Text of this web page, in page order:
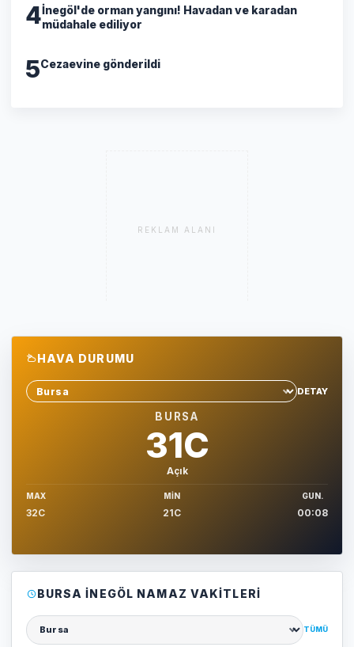
4İnegöl'de orman yangını! Havadan ve karadan
müdahale ediliyor
5Cezaevine gönderildi
REKLAM ALANI
HAVA DURUMU
Sehir sec
DETAY
BURSA
31C
Açık
MAX
32C
MIN
21C
GUN.
00:08
BURSA İNEGÖL NAMAZ VAKITLERI
Şehir seçin
TÜMÜ